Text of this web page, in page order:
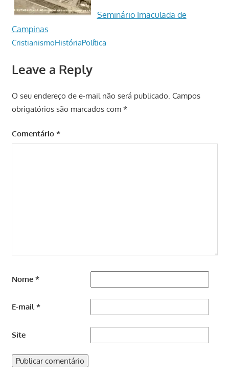
Seminário Imaculada de
Campinas
CristianismoHistóriaPolítica
Leave a Reply
O seu endereço de e-mail não será publicado. Campos
obrigatórios são marcados com *
Comentário *
Nome *
E-mail*
Site